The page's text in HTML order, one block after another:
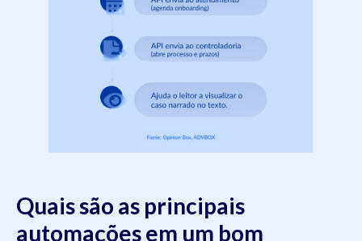
Quais são as principais
automações em um bom